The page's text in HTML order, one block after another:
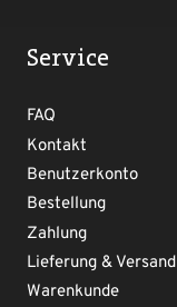
Service
FAQ
Kontakt
Benutzerkonto
Bestellung
Zahlung
Lieferung & Versand
Warenkunde